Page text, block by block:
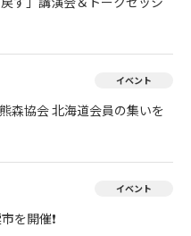
イベント
森協会 北海道会員の集いを
イベント
を開催❗